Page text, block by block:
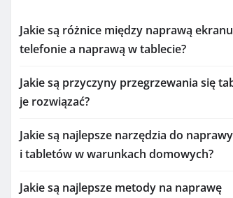
Jakie są różnice między naprawą
telefonie a naprawą w tablecie?
Jakie są przyczyny przegrzewania się
je rozwiązać?
Jakie są najlepsze narzędzia do
i tabletów w warunkach domowych?
Jakie są najlepsze metody na naprawę